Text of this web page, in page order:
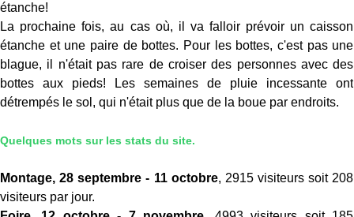
étanche!
La prochaine fois, au cas où, il va falloir prévoir un caisson
étanche et une paire de bottes. Pour les bottes, c'est pas une
blague, il n'était pas rare de croiser des personnes avec des
bottes aux pieds! Les semaines de pluie incessante ont
détrempés le sol, qui n'était plus que de la boue par endroits.
Quelques mots sur les stats du site.
Montage, 28 septembre - 11 octobre, 2915 visiteurs soit 208
visiteurs par jour.